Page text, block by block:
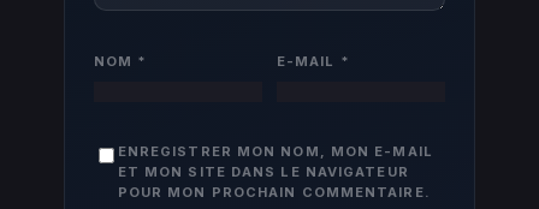
NOM * E-MAIL *
ENREGISTRER MON NOM, MON E-MAIL
ET MON SITE DANS LE NAVIGATEUR
POUR MON PROCHAIN COMMENTAIRE.